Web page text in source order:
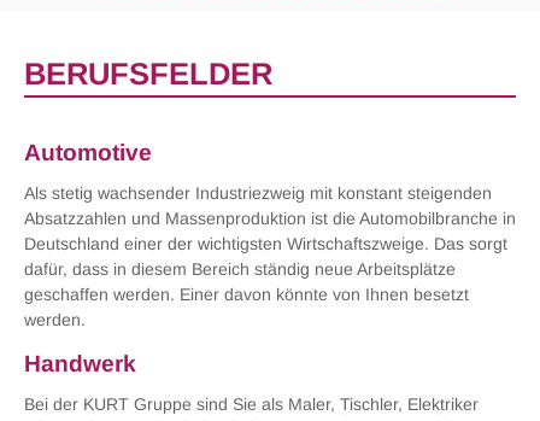
BERUFSFELDER
Automotive
Als stetig wachsender Industriezweig mit konstant steigenden
Absatzzahlen und Massenproduktion ist die Automobilbranche in
Deutschland einer der wichtigsten Wirtschaftszweige. Das sorgt
dafür, dass in diesem Bereich ständig neue Arbeitsplätze
geschaffen werden. Einer davon könnte von Ihnen besetzt
werden.
Handwerk
Bei der KURT Gruppe sind Sie als Maler, Tischler, Elektriker